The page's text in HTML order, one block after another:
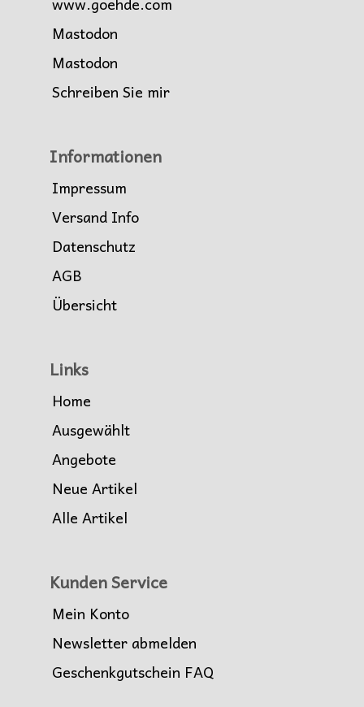
Mastodon
Mastodon
Schreiben Sie mir
Informationen
Impressum
Versand Info
Datenschutz
AGB
Übersicht
Links
Home
Ausgewählt
Angebote
Neue Artikel
Alle Artikel
Kunden Service
Mein Konto
Newsletter abmelden
Geschenkgutschein FAQ